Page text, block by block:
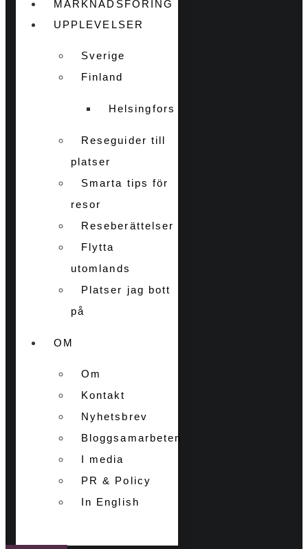
MARKNADSFÖRING
UPPLEVELSER
Sverige
Finland
Helsingfors
Reseguider till
platser
Smarta tips för
resor
Reseberättelser
Flytta
utomlands
Platser jag bott
på
OM
Om
Kontakt
Nyhetsbrev
Bloggsamarbeten
I media
PR & Policy
In English